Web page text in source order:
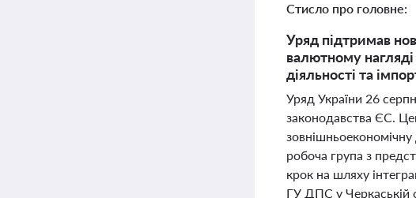
Стисло про головне:
Уряд підтримав
валютному нагляді
діяльності та
Уряд України 26
законодавства ЄС.
робоча група з
крок на шляху
ГУ ДПС у Черкаській